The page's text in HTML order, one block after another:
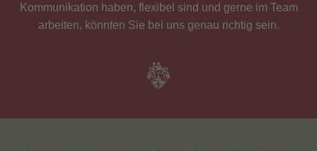
Kommunikation haben, flexibel sind und gerne im Team
arbeiten, könnten Sie bei uns genau richtig sein.